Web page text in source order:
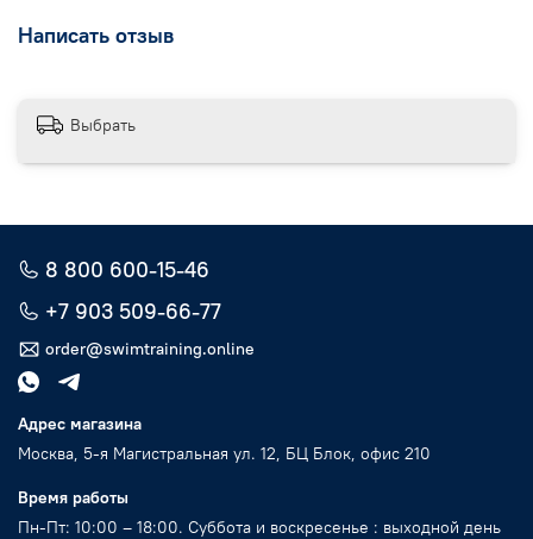
Написать отзыв
Выбрать
8 800 600-15-46
+7 903 509-66-77
order@swimtraining.online
Адрес магазина
Москва, 5-я Магистральная ул. 12, БЦ Блок, офис 210
Время работы
Пн-Пт: 10:00 – 18:00. Суббота и воскресенье : выходной день